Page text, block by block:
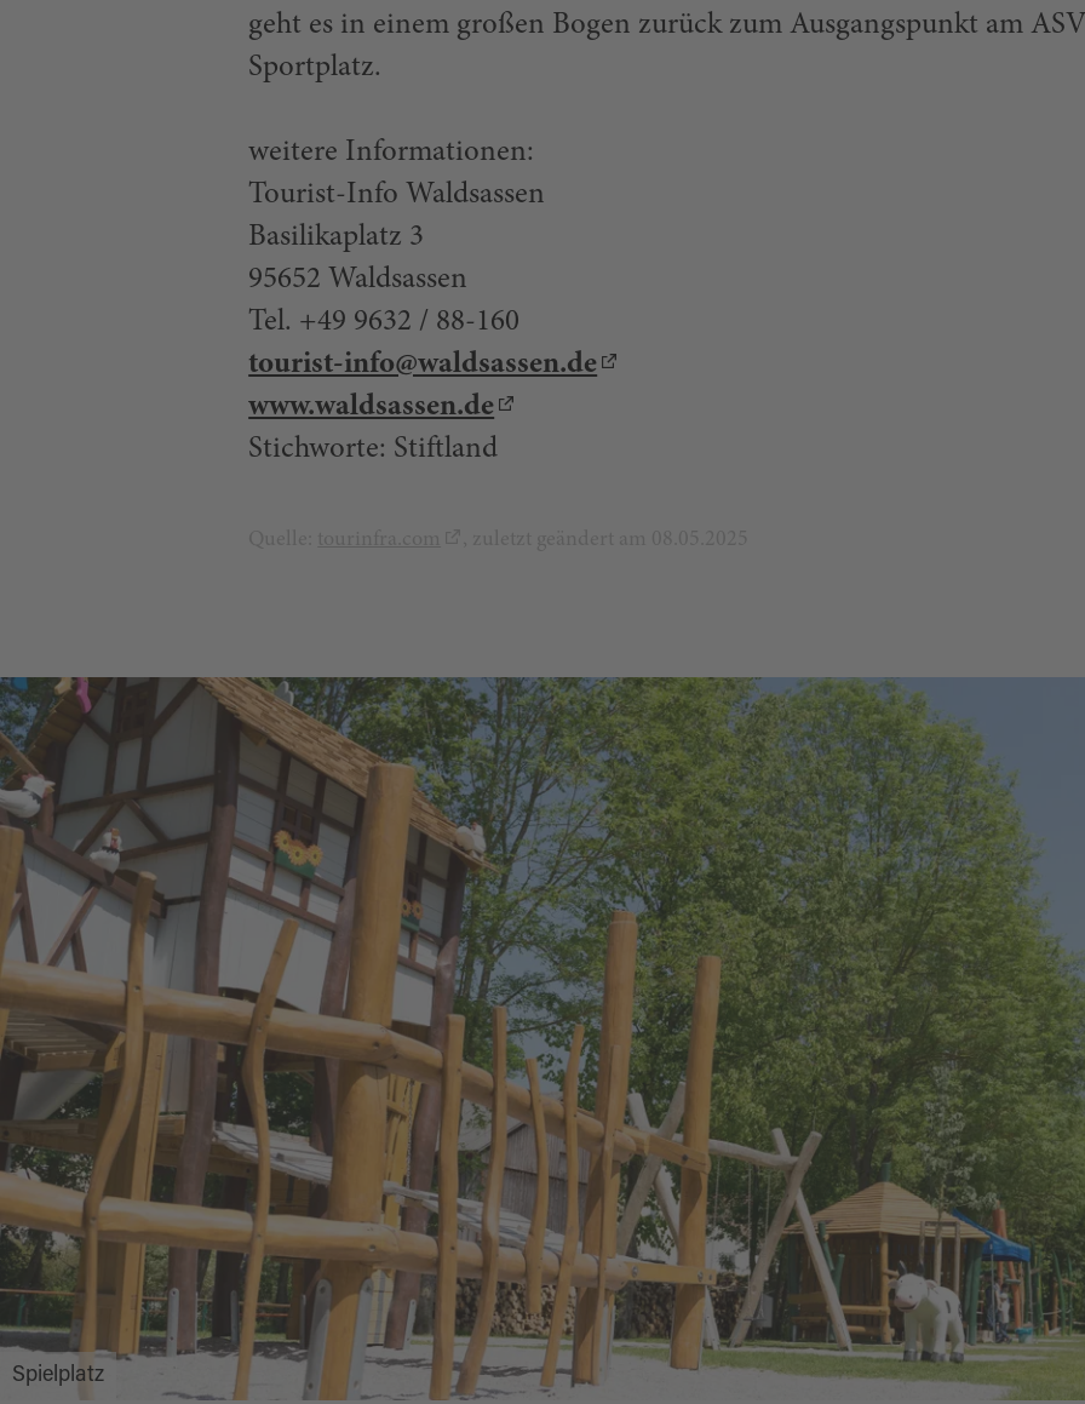
geht es in einem großen Bogen zurück zum Ausgangspunkt am
Sportplatz.
weitere Informationen:
Tourist-Info Waldsassen
Basilikaplatz 3
95652 Waldsassen
Tel. +49 9632 / 88-160
tourist-info@waldsassen.de
www.waldsassen.de
Stichworte: Stiftland
Spielplatz